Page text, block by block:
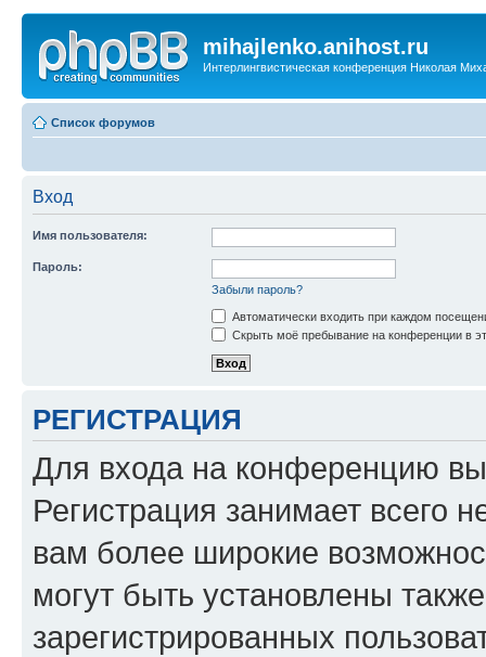
mihajlenko.anihost.ru
Интерлингвистическая конференция Николая
Список форумов
Вход
Имя пользователя:
Пароль:
Забыли пароль?
Автоматически входить при каждом
Скрыть моё пребывание на конференции в
РЕГИСТРАЦИЯ
Для входа на конференцию
Регистрация занимает всего
вам более широкие
могут быть установлены
зарегистрированных